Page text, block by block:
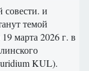
совести. и
темой
марта 2026 г. в
KUL).